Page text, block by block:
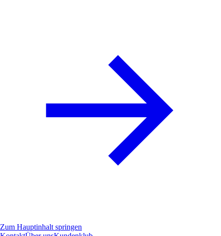
Zum Hauptinhalt springen